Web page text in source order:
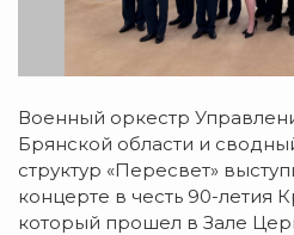
Военный оркестр
Брянской области и
структур «Пересвет»
концерте в честь 90-летия
который прошел в Зале